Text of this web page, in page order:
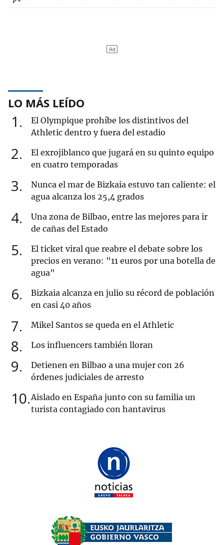
LO MÁS LEÍDO
1
El Olympique prohíbe los distintivos del
Athletic dentro y fuera del estadio
2
El exrojiblanco que jugará en su quinto equipo
en cuatro temporadas
3
Nunca el mar de Bizkaia estuvo tan caliente: el
agua alcanza los 25,4 grados
4
Una zona de Bilbao, entre las mejores para ir
de cañas del Estado
5
El ticket viral que reabre el debate sobre los
precios en verano: "11 euros por una botella de
agua"
6
Bizkaia alcanza en julio su récord de población
en casi 40 años
7 Mikel Santos se queda en el Athletic
8 Los influencers también lloran
9
Detienen en Bilbao a una mujer con 26
órdenes judiciales de arresto
10 Aislado en España junto con su familia un
turista contagiado con hantavirus